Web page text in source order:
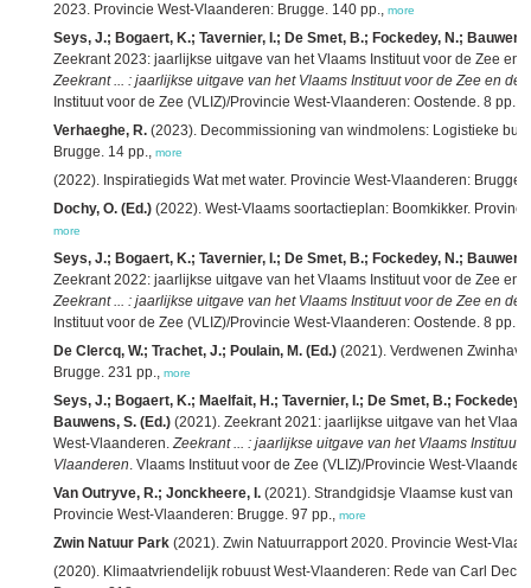
2023. Provincie West-Vlaanderen: Brugge. 140 pp., more
Seys, J.; Bogaert, K.; Tavernier, I.; De Smet, B.; Fockedey, N.;
Zeekrant 2023: jaarlijkse uitgave van het Vlaams Instituut voor de Zee en
Zeekrant ... : jaarlijkse uitgave van het Vlaams Instituut voor de Zee en de
Instituut voor de Zee (VLIZ)/Provincie West-Vlaanderen: Oostende. 8 pp.,
Verhaeghe, R. (2023). Decommissioning van windmolens: Logistieke
Brugge. 14 pp., more
(2022). Inspiratiegids Wat met water. Provincie West-Vlaanderen:
Dochy, O. (Ed.) (2022). West-Vlaams soortactieplan: Boomkikker.
more
Seys, J.; Bogaert, K.; Tavernier, I.; De Smet, B.; Fockedey, N.;
Zeekrant 2022: jaarlijkse uitgave van het Vlaams Instituut voor de Zee en
Zeekrant ... : jaarlijkse uitgave van het Vlaams Instituut voor de Zee en de
Instituut voor de Zee (VLIZ)/Provincie West-Vlaanderen: Oostende. 8 pp.,
De Clercq, W.; Trachet, J.; Poulain, M. (Ed.) (2021). Verdwenen
Brugge. 231 pp., more
Seys, J.; Bogaert, K.; Maelfait, H.; Tavernier, I.; De Smet, B.; Fockedey,
Bauwens, S. (Ed.) (2021). Zeekrant 2021: jaarlijkse uitgave van het
West-Vlaanderen.Zeekrant ... : jaarlijkse uitgave van het Vlaams Instituut
Vlaanderen. Vlaams Instituut voor de Zee (VLIZ)/Provincie West-
Van Outryve, R.; Jonckheere, I. (2021). Strandgidsje Vlaamse kust van
Provincie West-Vlaanderen: Brugge. 97 pp., more
Zwin Natuur Park (2021). Zwin Natuurrapport 2020. Provincie West-
(2020). Klimaatvriendelijk robuust West-Vlaanderen: Rede van Carl